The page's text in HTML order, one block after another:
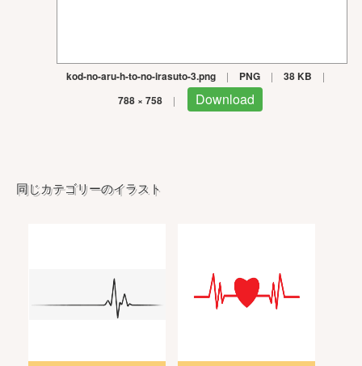
kod-no-aru-h-to-no-irasuto-3.png | PNG | 38 KB |
788 × 758 | Download
同じカテゴリーのイラスト